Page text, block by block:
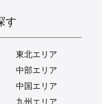
す
東北エリア
中部エリア
中国エリア
九州エリア